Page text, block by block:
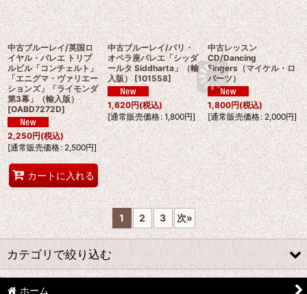
中古ブルーレイ/英国ロ
イヤル・バレエ トリプ
ルビル「コンチェルト」
「エニグマ・ヴァリエー
ションズ」「ライモンダ
第3幕」（輸入版）
[OABD7272D]
2,250円(税込)
[通常販売価格: 2,500円]
カートに入れる
中古ブルーレイ/パリ・
オペラ座バレエ「シッダ
ールタ Siddharta」（輸
入版） [101558]
1,620円(税込)
[通常販売価格: 1,800円]
中古レッスン
CD/Dancing
Fingers（マイケル・ロ
バーツ）
1,800円(税込)
[通常販売価格: 2,000円]
1 2 3 次»
カテゴリで絞り込む
ホーム